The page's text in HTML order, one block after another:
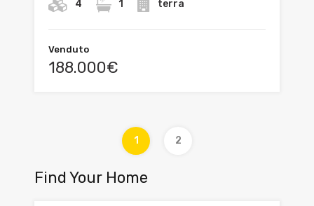
4 1 terra
Venduto
188.000€
1 2
Find Your Home